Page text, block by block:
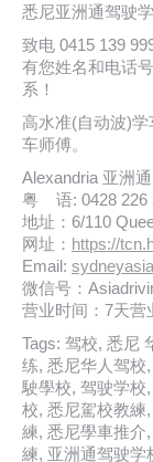
悉尼亚洲通驾驶
致电 0415 139
有您姓名和电话
系！
高水准(自动波)
车师傅。
Alexandria 亚洲
粤 语: 0428 226
地址：6/110
网址： https://
Email:
微信号：
营业时间：7天营
Tags: 驾校, 悉尼
练, 悉尼华人驾校
駛學校, 驾驶学校
校, 悉尼駕校教練
練, 悉尼學車推介
練, 亚洲通驾驶学